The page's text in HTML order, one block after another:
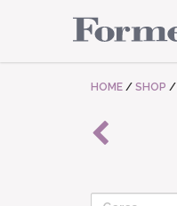
HOME / SHOP /